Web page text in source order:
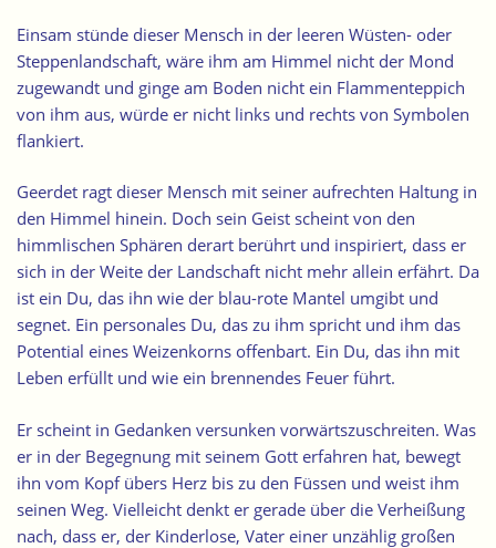
Einsam stünde dieser Mensch in der leeren Wüsten- oder
Steppenlandschaft, wäre ihm am Himmel nicht der Mond
zugewandt und ginge am Boden nicht ein Flammenteppich
von ihm aus, würde er nicht links und rechts von Symbolen
flankiert.
Geerdet ragt dieser Mensch mit seiner aufrechten Haltung in
den Himmel hinein. Doch sein Geist scheint von den
himmlischen Sphären derart berührt und inspiriert, dass er
sich in der Weite der Landschaft nicht mehr allein erfährt. Da
ist ein Du, das ihn wie der blau-rote Mantel umgibt und
segnet. Ein personales Du, das zu ihm spricht und ihm das
Potential eines Weizenkorns offenbart. Ein Du, das ihn mit
Leben erfüllt und wie ein brennendes Feuer führt.
Er scheint in Gedanken versunken vorwärtszuschreiten. Was
er in der Begegnung mit seinem Gott erfahren hat, bewegt
ihn vom Kopf übers Herz bis zu den Füssen und weist ihm
seinen Weg. Vielleicht denkt er gerade über die Verheißung
nach, dass er, der Kinderlose, Vater einer unzählig großen